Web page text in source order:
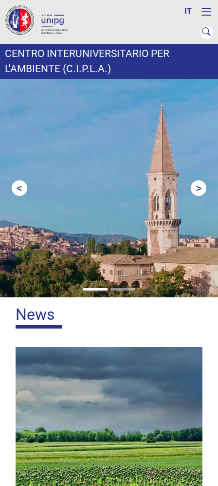
IT
CENTRO INTERUNIVERSITARIO PER
L'AMBIENTE (C.I.P.L.A.)
<Prev >Next
Home
News